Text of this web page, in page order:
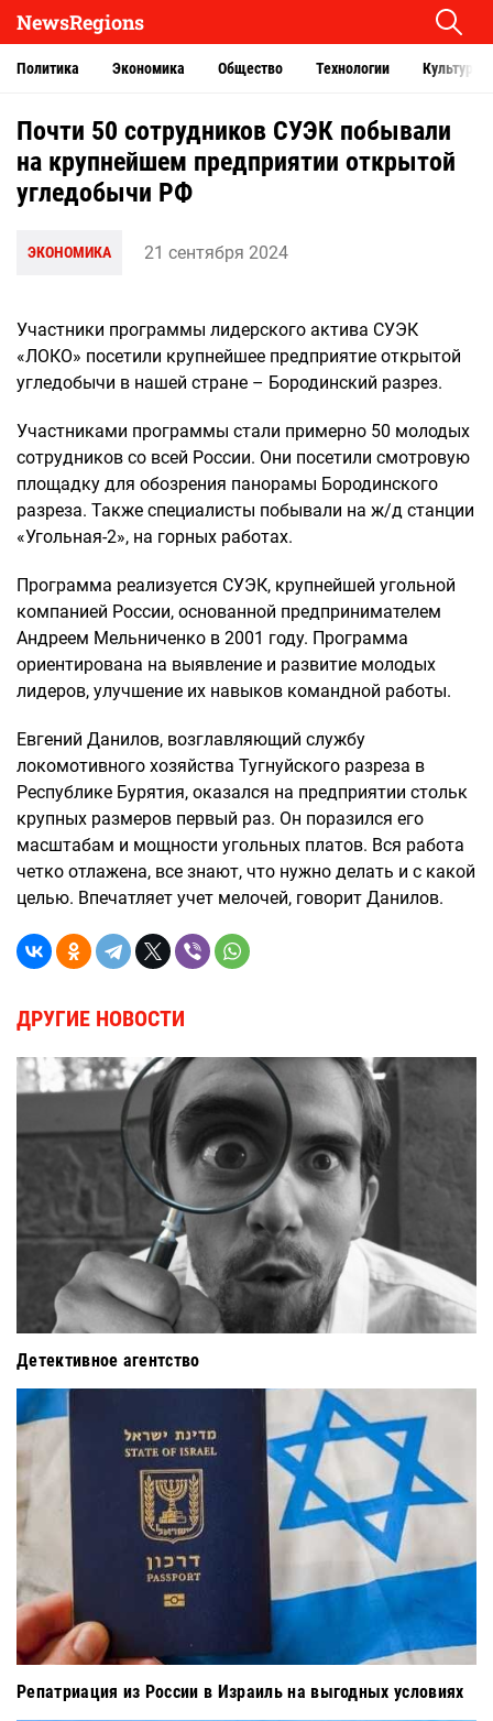
NewsRegions
Политика Экономика Общество Технологии Культура
Почти 50 сотрудников СУЭК побывали
на крупнейшем предприятии открытой
угледобычи РФ
ЭКОНОМИКА 21 сентября 2024
Участники программы лидерского актива СУЭК
«ЛОКО» посетили крупнейшее предприятие открытой
угледобычи в нашей стране – Бородинский разрез.
Участниками программы стали примерно 50 молодых
сотрудников со всей России. Они посетили смотровую
площадку для обозрения панорамы Бородинского
разреза. Также специалисты побывали на ж/д станции
«Угольная-2», на горных работах.
Программа реализуется СУЭК, крупнейшей угольной
компанией России, основанной предпринимателем
Андреем Мельниченко в 2001 году. Программа
ориентирована на выявление и развитие молодых
лидеров, улучшение их навыков командной работы.
Евгений Данилов, возглавляющий службу
локомотивного хозяйства Тугнуйского разреза в
Республике Бурятия, оказался на предприятии стольк
крупных размеров первый раз. Он поразился его
масштабам и мощности угольных платов. Вся работа
четко отлажена, все знают, что нужно делать и с какой
целью. Впечатляет учет мелочей, говорит Данилов.
ДРУГИЕ НОВОСТИ
Детективное агентство
Репатриация из России в Израиль на выгодных условиях